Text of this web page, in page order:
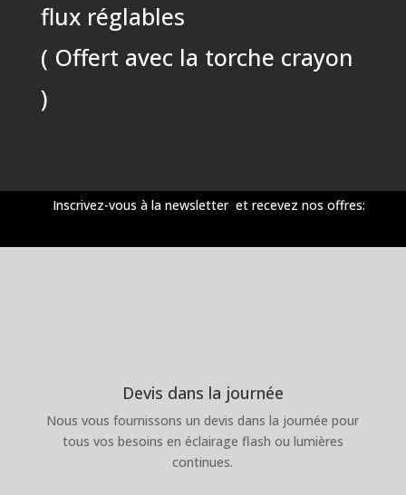
flux réglables
( Offert avec la torche crayon
)
Inscrivez-vous à la newsletter et recevez nos offres:
Devis dans la journée
Nous vous fournissons un devis dans la journée pour
tous vos besoins en éclairage flash ou lumières
continues.